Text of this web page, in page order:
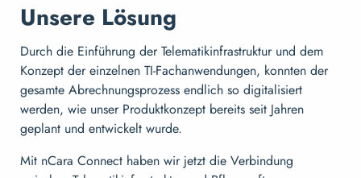
Unsere Lösung
Durch die Einführung der Telematikinfrastruktur und dem
Konzept der einzelnen TI-Fachanwendungen, konnten der
gesamte Abrechnungsprozess endlich so digitalisiert
werden, wie unser Produktkonzept bereits seit Jahren
geplant und entwickelt wurde.
Mit nCara Connect haben wir jetzt die Verbindung